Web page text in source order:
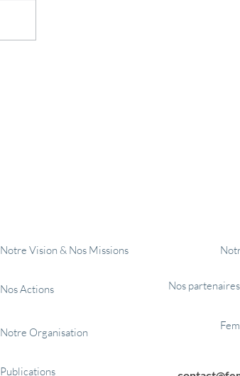
Notre Vision & Nos Missions
Nos Actions
Notre Organisation
Publications
Nos